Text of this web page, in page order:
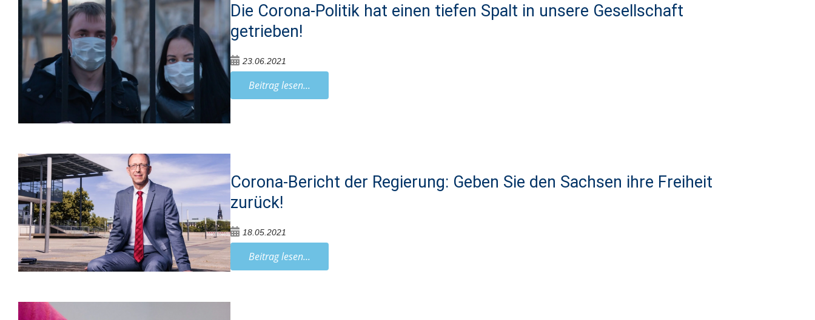
Die Corona-Politik hat einen tiefen Spalt in unsere Gesellschaft
getrieben!
23.06.2021
Beitrag lesen...
Corona-Bericht der Regierung: Geben Sie den Sachsen ihre Freiheit
zurück!
18.05.2021
Beitrag lesen...